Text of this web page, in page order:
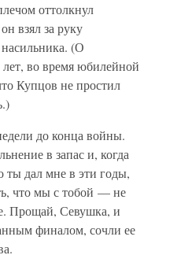
оттолкнул
взял за руку
(О
во время юбилейной
Купцов не простил
до конца войны.
в запас и, когда
ты дал мне в эти годы,
что мы с тобой — не
Прощай, Севушка, и
финалом, сочли ее